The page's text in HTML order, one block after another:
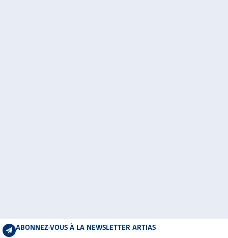
ABONNEZ-VOUS À LA NEWSLETTER ARTIAS